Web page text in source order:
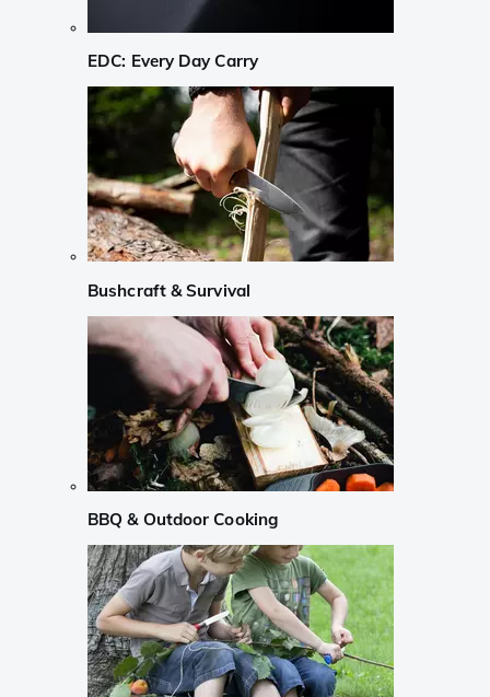
EDC: Every Day Carry
Bushcraft & Survival
BBQ & Outdoor Cooking